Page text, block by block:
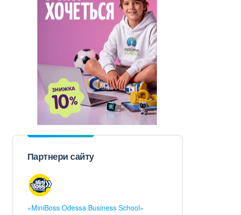
Партнери сайту
«MiniBoss Odessa Business School»